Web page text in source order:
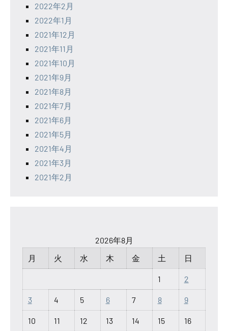
2022年2月
2022年1月
2021年12月
2021年11月
2021年10月
2021年9月
2021年8月
2021年7月
2021年6月
2021年5月
2021年4月
2021年3月
2021年2月
2026年8月
月
火 水 木 金 土 日
1 2
3 4 5 6 7 8 9
10 11 12 13 14 15 16